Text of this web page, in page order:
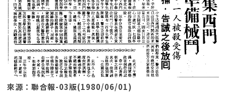
來源：聯合報-03版(1980/06/01)